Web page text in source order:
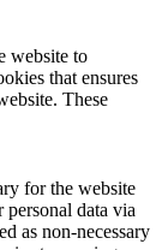
website to
that ensures
These
for the website
data via
as non-necessary